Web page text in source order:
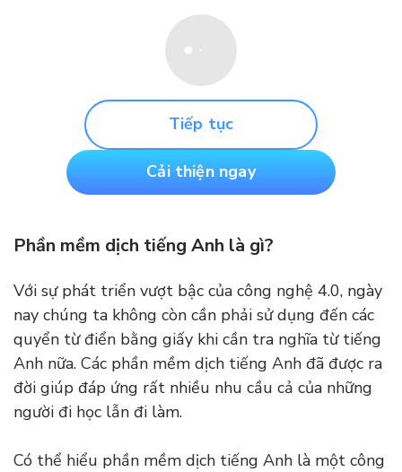
Tiếp tục
Cải thiện ngay
Phần mềm dịch tiếng Anh là gì?
Với sự phát triển vượt bậc của công nghệ 4.0, ngày
nay chúng ta không còn cần phải sử dụng đến các
quyển từ điển bằng giấy khi cần tra nghĩa từ tiếng
Anh nữa. Các phần mềm dịch tiếng Anh đã được ra
đời giúp đáp ứng rất nhiều nhu cầu cả của những
người đi học lẫn đi làm.
Có thể hiểu phần mềm dịch tiếng Anh là một công